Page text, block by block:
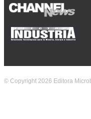
© Copyright 2026 Editora